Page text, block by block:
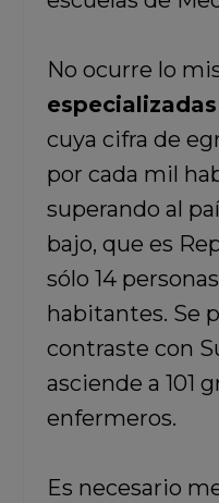
No ocurre lo
cuya cifra de
por cada mil
superando al
bajo, que es
sólo 14
habitantes. Se
contraste con
asciende a 101
enfermeros.
Es necesario